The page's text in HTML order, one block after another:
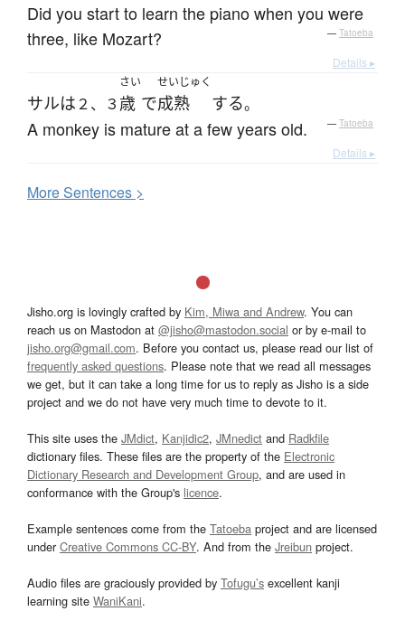
Did you start to learn the piano when you were
three, like Mozart?
— Tatoeba
Details ▸
サルは２、３
さい
歳 で
せいじゅく
成熟 する。
A monkey is mature at a few years old. — Tatoeba
Details ▸
MoreSentences >
Jisho.org is lovingly crafted by Kim, Miwa and Andrew. You can
reach us on Mastodon at @jisho@mastodon.social or by e-mail to
jisho.org@gmail.com. Before you contact us, please read our list of
frequently asked questions. Please note that we read all messages
we get, but it can take a long time for us to reply as Jisho is a side
project and we do not have very much time to devote to it.
This site uses the JMdict, Kanjidic2, JMnedict and Radkfile
dictionary files. These files are the property of the Electronic
Dictionary Research and Development Group, and are used in
conformance with the Group's licence.
Example sentences come from the Tatoeba project and are licensed
underCreative Commons CC-BY. And from the Jreibun project.
Audio files are graciously provided by Tofugu’s excellent kanji
learning site WaniKani.